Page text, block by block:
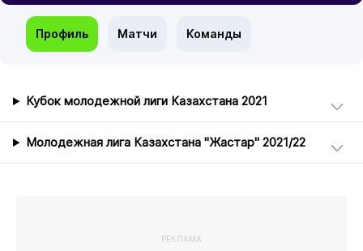
Профиль Матчи Команды
Кубок молодежной лиги Казахстана 2021
Молодежная лига Казахстана "Жастар" 2021/22
РЕКЛАМА